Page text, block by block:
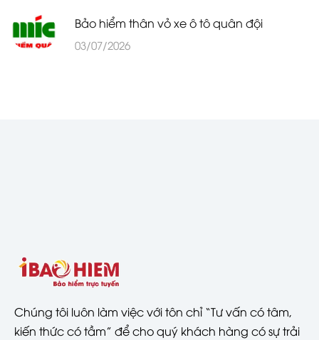
Bảo hiểm thân vỏ xe ô tô quân đội
03/07/2026
Chúng tôi luôn làm việc với tôn chỉ “Tư vấn có tâm,
kiến thức có tầm” để cho quý khách hàng có sự trải